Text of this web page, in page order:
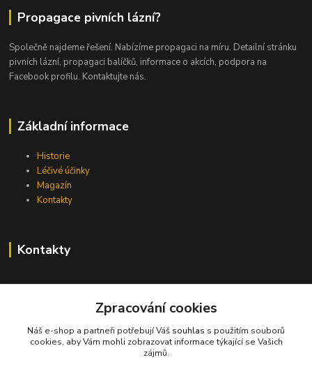
Propagace pivních lázní?
Společně najdeme řešení. Nabízíme propagaci na míru. Detailní stránku
pivních lázní, propagaci balíčků, informace o akcích, podpora na
Facebook profilu. Kontaktujte nás.
Základní informace
Historie
Léčivé účinky
Magazín
Kontakty
Kontakty
Zpracování cookies
Náš e-shop a partneři potřebují Váš souhlas s použitím souborů
cookies, aby Vám mohli zobrazovat informace týkající se Vašich
zájmů.